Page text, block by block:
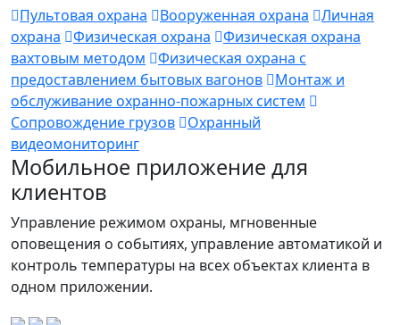
Пультовая охрана Вооруженная охрана
Личная
охрана
Физическая охрана
Физическая охрана
вахтовым методом
Физическая охрана с
предоставлением бытовых вагонов
Монтаж и
обслуживание охранно-пожарных систем
Сопровождение грузов
Охранный
видеомониторинг
Мобильное приложение для
клиентов
Управление режимом охраны, мгновенные
оповещения о событиях, управление автоматикой и
контроль температуры на всех объектах клиента в
одном приложении.